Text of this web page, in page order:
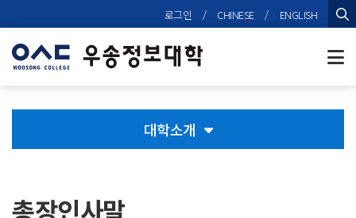
로그인 / CHINESE / ENGLISH
대학소개
총장인사말